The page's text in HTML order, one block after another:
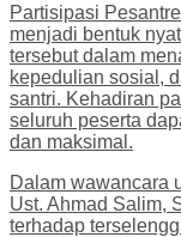
Partisipasi
menjadi bentuk
tersebut dalam
kepedulian sosial,
santri. Kehadiran
seluruh peserta
dan maksimal.
Dalam wawancara
Ust. Ahmad Salim,
terhadap